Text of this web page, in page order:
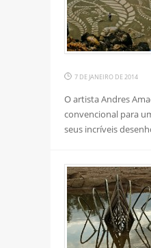
7 DE JANEIRO DE 2014
O artista Andres
convencional para
seus incríveis